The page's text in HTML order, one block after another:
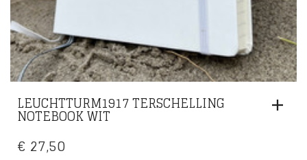
LEUCHTTURM1917 TERSCHELLING
NOTEBOOK WIT
€ 27,50